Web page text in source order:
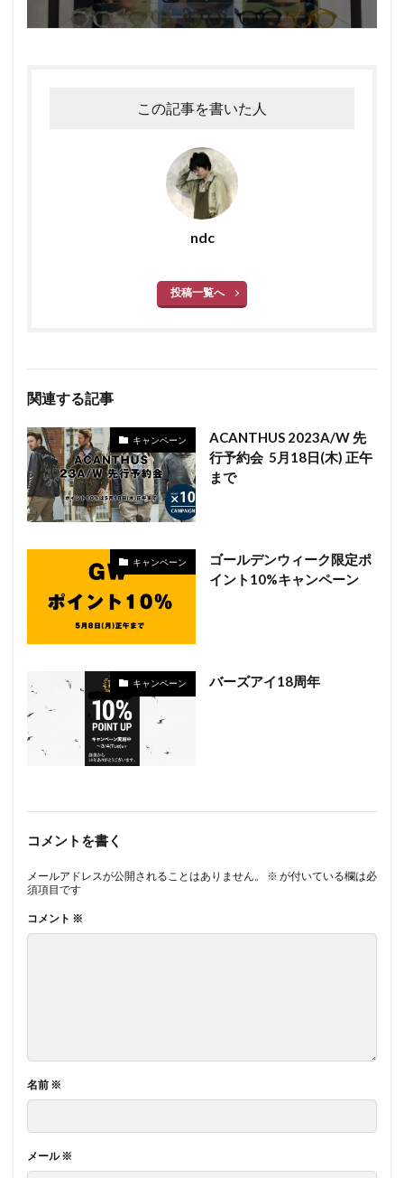
この記事を書いた人
ndc
投稿一覧へ
関連する記事
キャンペーン
ACANTHUS 2023A/W 先
行予約会 5月18日(木) 正午
まで
キャンペーン
ゴールデンウィーク限定ポ
イント10%キャンペーン
キャンペーン バーズアイ18周年
コメントを書く
メールアドレスが公開されることはありません。 ※ が付いている欄は必
須項目です
コメント ※
名前 ※
メール※